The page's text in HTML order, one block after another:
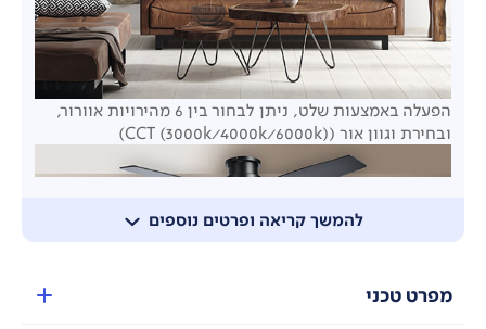
להמשך קריאה ופרטים נוספים
הפעלה באמצעות שלט, ניתן לבחור בין 6 מהירויות אוורור,
ובחירת וגוון אור (CCT (3000k/4000k/6000k))
מפרט טכני